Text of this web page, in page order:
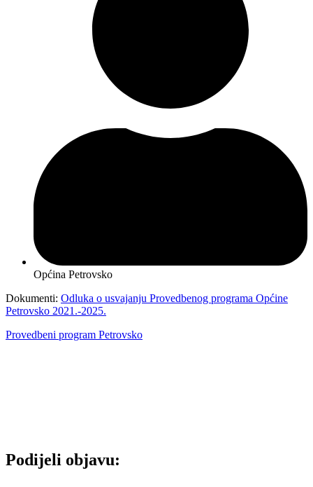
Općina Petrovsko
Dokumenti: Odluka o usvajanju Provedbenog programa Općine
Petrovsko 2021.-2025.
Provedbeni program Petrovsko
Podijeli objavu: